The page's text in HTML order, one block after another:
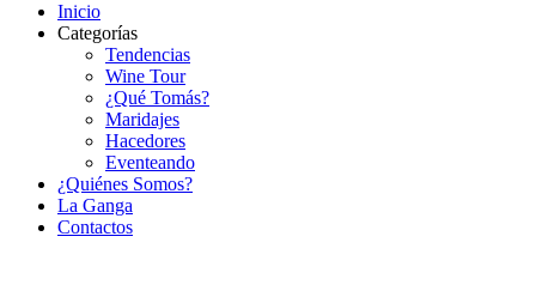
Inicio
Categorías
Tendencias
Wine Tour
¿Qué Tomás?
Maridajes
Hacedores
Eventeando
¿Quiénes Somos?
La Ganga
Contactos